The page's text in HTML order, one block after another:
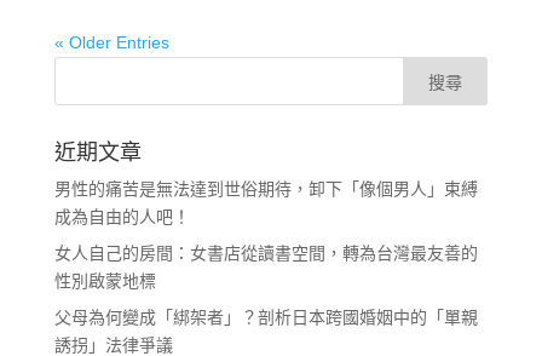
« Older Entries
近期文章
男性的痛苦是無法達到世俗期待，卸下「像個男人」束縛
成為自由的人吧！
女人自己的房間：女書店從讀書空間，轉為台灣最友善的
性別啟蒙地標
父母為何變成「綁架者」？剖析日本跨國婚姻中的「單親
誘拐」法律爭議